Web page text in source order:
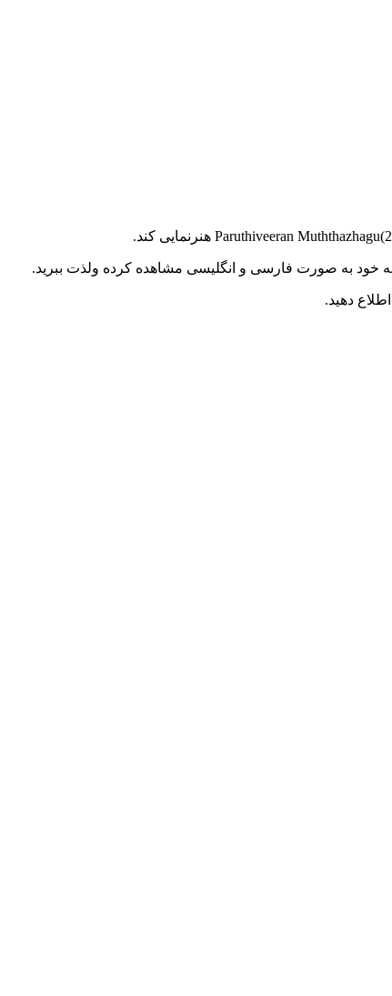
خود به صورت فارسی و انگلیسی مشاهده کرده ولذت ببرید.
دهید.